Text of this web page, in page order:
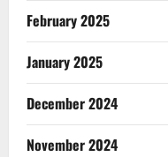
February 2025
January 2025
December 2024
November 2024